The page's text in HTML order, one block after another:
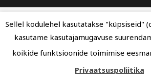
Sellel kodulehel kasutatakse "küpsiseid"
kasutame kasutajamugavuse
kõikide funktsioonide toimimise
Privaatsuspoliitika